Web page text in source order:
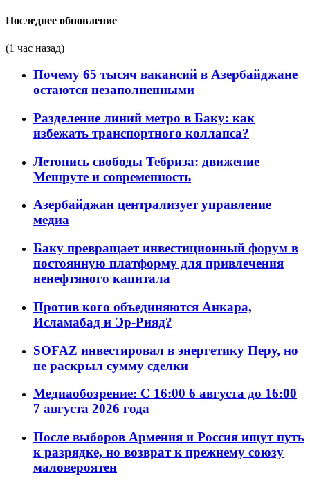
Последнее обновление
(1 час назад)
Почему 65 тысяч вакансий в Азербайджане
остаются незаполненными
Разделение линий метро в Баку: как
избежать транспортного коллапса?
Летопись свободы Тебриза: движение
Мешруте и современность
Азербайджан централизует управление
медиа
Баку превращает инвестиционный форум в
постоянную платформу для привлечения
ненефтяного капитала
Против кого объединяются Анкара,
Исламабад и Эр-Рияд?
SOFAZ инвестировал в энергетику Перу, но
не раскрыл сумму сделки
Медиаобозрение: С 16:00 6 августа до 16:00
7 августа 2026 года
После выборов Армения и Россия ищут путь
к разрядке, но возврат к прежнему союзу
маловероятен